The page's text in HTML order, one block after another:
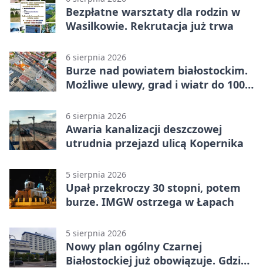
Bezpłatne warsztaty dla rodzin w
Wasilkowie. Rekrutacja już trwa
6 sierpnia 2026
Burze nad powiatem białostockim.
Możliwe ulewy, grad i wiatr do 100
6 sierpnia 2026
Awaria kanalizacji deszczowej
utrudnia przejazd ulicą Kopernika
5 sierpnia 2026
Upał przekroczy 30 stopni, potem
burze. IMGW ostrzega w Łapach
5 sierpnia 2026
Nowy plan ogólny Czarnej
Białostockiej już obowiązuje. Gdzie